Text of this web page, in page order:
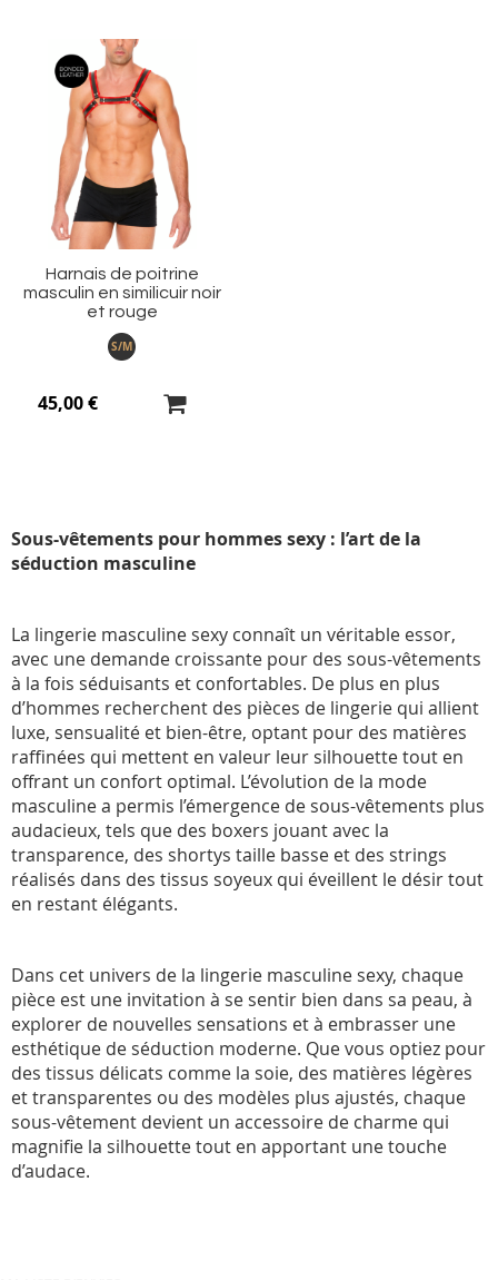
Harnais de poitrine
masculin en similicuir noir
et rouge
45,00 €
S/M
Sous-vêtements pour hommes sexy : l’art de la
séduction masculine
La lingerie masculine sexy connaît un véritable essor,
avec une demande croissante pour des sous-vêtements
à la fois séduisants et confortables. De plus en plus
d’hommes recherchent des pièces de lingerie qui allient
luxe, sensualité et bien-être, optant pour des matières
raffinées qui mettent en valeur leur silhouette tout en
offrant un confort optimal. L’évolution de la mode
masculine a permis l’émergence de sous-vêtements plus
audacieux, tels que des boxers jouant avec la
transparence, des shortys taille basse et des strings
réalisés dans des tissus soyeux qui éveillent le désir tout
en restant élégants.
Dans cet univers de la lingerie masculine sexy, chaque
pièce est une invitation à se sentir bien dans sa peau, à
explorer de nouvelles sensations et à embrasser une
esthétique de séduction moderne. Que vous optiez pour
des tissus délicats comme la soie, des matières légères
et transparentes ou des modèles plus ajustés, chaque
sous-vêtement devient un accessoire de charme qui
magnifie la silhouette tout en apportant une touche
d’audace.